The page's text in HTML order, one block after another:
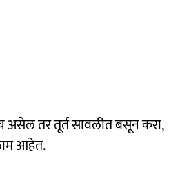
असेल तर तूर्त सावलीत बसून करा,
आहेत.